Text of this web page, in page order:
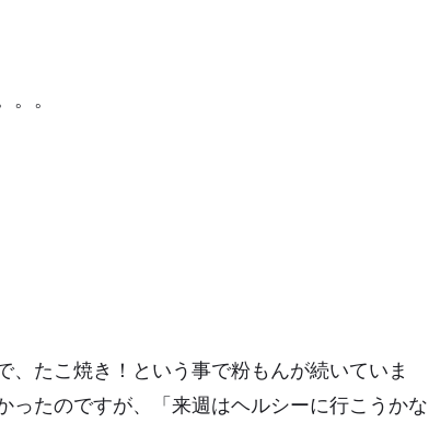
。。
たこ焼き！という事で粉もんが続いていま
ったのですが、「来週はヘルシーに行こうかな